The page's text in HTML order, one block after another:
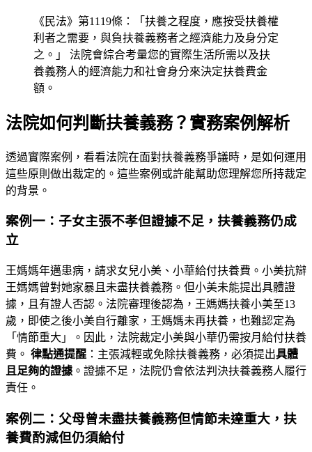
《民法》第1119條：「扶養之程度，應按受扶養權
利者之需要，與負扶養義務者之經濟能力及身分定
之。」 法院會綜合考量您的實際生活所需以及扶
養義務人的經濟能力和社會身分來決定扶養費金
額。
法院如何判斷扶養義務？實務案例解析
透過實際案例，看看法院在面對扶養義務爭議時，是如何運用
這些原則做出裁定的。這些案例或許能幫助您理解您所持裁定
的背景。
案例一：子女主張不孝但證據不足，扶養義務仍成
立
王媽媽年邁患病，請求女兒小美、小華給付扶養費。小美抗辯
王媽媽曾對她家暴且未盡扶養義務。但小美未能提出具體證
據，且有證人否認。法院審理後認為，王媽媽扶養小美至13
歲，即使之後小美自行離家，王媽媽未再扶養，也難認定為
「情節重大」。因此，法院裁定小美與小華仍需按月給付扶養
費。 律點通提醒 ：主張減輕或免除扶養義務，必須提出具體
且足夠的證據 。證據不足，法院仍會依法判決扶養義務人履行
責任。
案例二：父母曾未盡扶養義務但情節未達重大，扶
養費酌減但仍須給付